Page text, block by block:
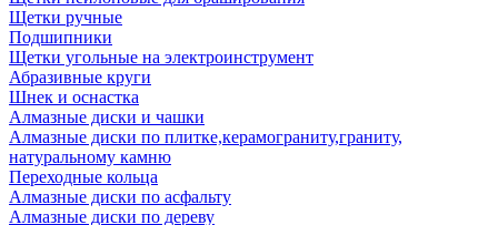
Щетки ручные
Подшипники
Щетки угольные на электроинструмент
Абразивные круги
Шнек и оснастка
Алмазные диски и чашки
Алмазные диски по плитке,керамограниту,граниту,
натуральному камню
Переходные кольца
Алмазные диски по асфальту
Алмазные диски по дереву